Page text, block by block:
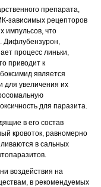
препарата,
зависимых рецепторов
импульсов, что
Дифлубензурон,
процесс линьки,
приводит к
является
для увеличения их
для паразита.
в его состав
кровоток, равномерно
в сальных
воздействия на
в рекомендуемых